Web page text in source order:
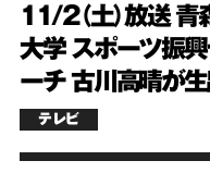
11/2（土）放送 青
大学 スポーツ振
ーチ 古川高晴が
テレビ